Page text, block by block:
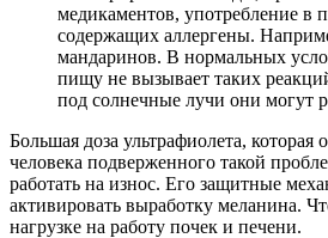
медикаментов, употребление в
содержащих аллергены.
мандаринов. В нормальных
пищу не вызывает таких
под солнечные лучи они могут
Большая доза ультрафиолета, которая
человека подверженного такой
работать на износ. Его защитные
активировать выработку меланина.
нагрузке на работу почек и печени.